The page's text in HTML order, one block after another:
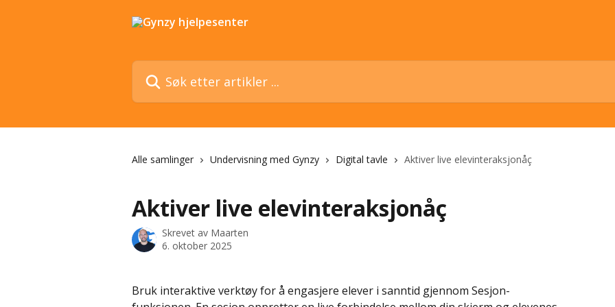
Søk etter artikler ...
Alle samlinger Undervisning med Gynzy Digital tavle Aktiver live elevinteraksjonåç
Aktiver live elevinteraksjonåç
Skrevet av Maarten
6. oktober 2025
Bruk interaktive verktøy for å engasjere elever i sanntid gjennom Sesjon-